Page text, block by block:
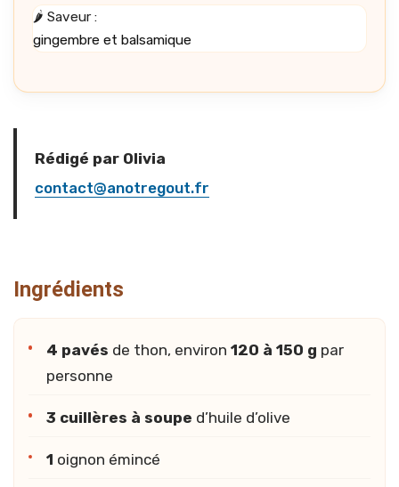
🌶️ Saveur :
gingembre et balsamique
Rédigé par Olivia
contact@anotregout.fr
Ingrédients
4 pavés de thon, environ 120 à 150 g par
personne
3 cuillères à soupe d’huile d’olive
1 oignon émincé